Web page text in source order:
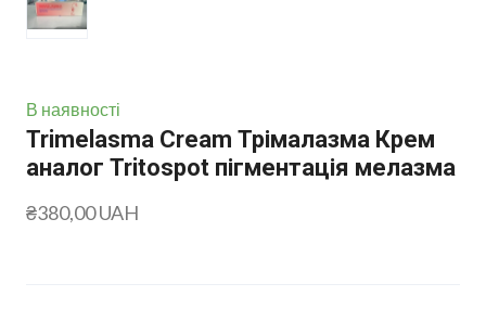
В наявності
Trimelasma Cream Трімалазма Крем
аналог Tritospot пігментація мелазма
₴380,00 UAH